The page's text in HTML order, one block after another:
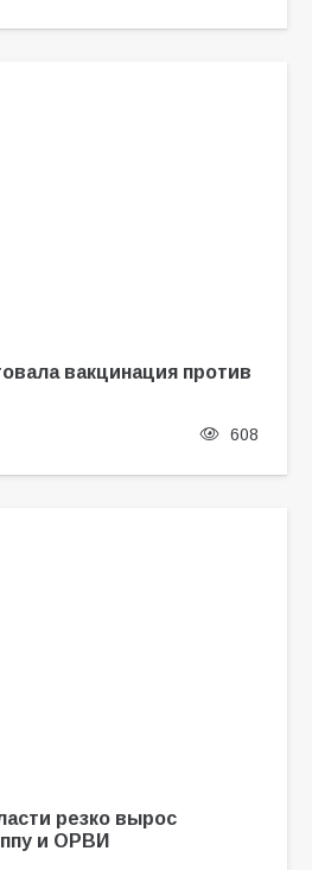
вакцинация против
608
резко вырос
и ОРВИ